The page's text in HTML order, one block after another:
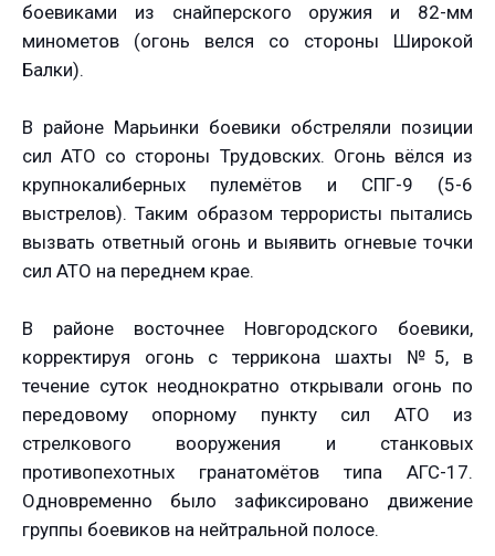
боевиками из снайперского оружия и 82-мм
минометов (огонь велся со стороны Широкой
Балки).
В районе Марьинки боевики обстреляли позиции
сил АТО со стороны Трудовских. Огонь вёлся из
крупнокалиберных пулемётов и СПГ-9 (5-6
выстрелов). Таким образом террористы пытались
вызвать ответный огонь и выявить огневые точки
сил АТО на переднем крае.
В районе восточнее Новгородского боевики,
корректируя огонь с террикона шахты №5, в
течение суток неоднократно открывали огонь по
передовому опорному пункту сил АТО из
стрелкового вооружения и станковых
противопехотных гранатомётов типа АГС-17.
Одновременно было зафиксировано движение
группы боевиков на нейтральной полосе.